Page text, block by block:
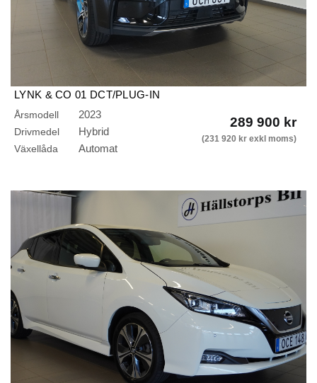
LYNK & CO 01 DCT/PLUG-IN
HYBRID/360KAMERA/GPS/GLASTAK/RÄCKVIDD 78KM
Årsmodell 2023
Drivmedel Hybrid
Växellåda Automat
289 900 kr
(231 920 kr exkl moms)